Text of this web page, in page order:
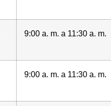
9:00 a. m. a 11:30 a. m.
9:00 a. m. a 11:30 a. m.